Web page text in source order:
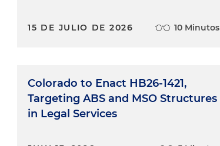
15 DE JULIO DE 2026 10 Minutos
Colorado to Enact HB26-1421,
Targeting ABS and MSO Structures
in Legal Services